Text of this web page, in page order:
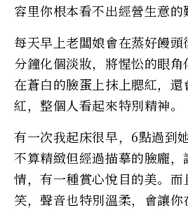
容里你根本看不出經營生意的
每天早上老闆娘會在蒸好饅
分鐘化個淡妝，將惺忪的眼角
在蒼白的臉蛋上抹上腮紅，還
紅，整個人看起來特別精神。
有一次我起床很早，6點過到
不算精緻但經過描摹的臉龐
情，有一種賞心悅目的美。
笑，聲音也特別溫柔，會讓